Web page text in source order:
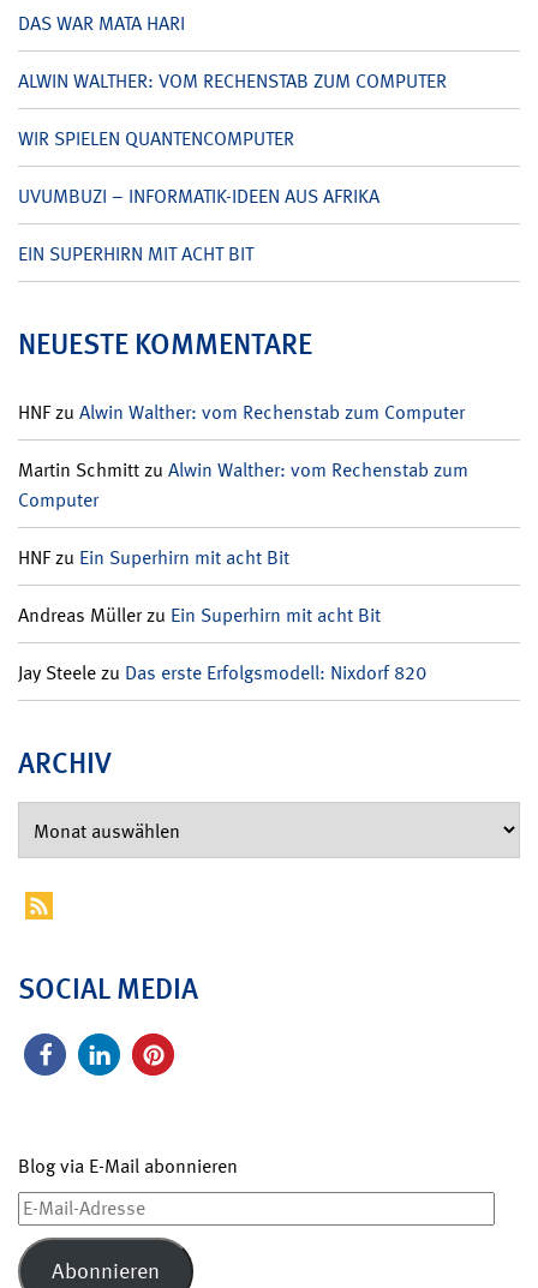
DAS WAR MATA HARI
ALWIN WALTHER: VOM RECHENSTAB ZUM COMPUTER
WIR SPIELEN QUANTENCOMPUTER
UVUMBUZI – INFORMATIK-IDEEN AUS AFRIKA
EIN SUPERHIRN MIT ACHT BIT
NEUESTE KOMMENTARE
HNFzu Alwin Walther: vom Rechenstab zum Computer
Martin Schmittzu Alwin Walther: vom Rechenstab zum
Computer
HNFzu Ein Superhirn mit acht Bit
Andreas Müllerzu Ein Superhirn mit acht Bit
Jay Steelezu Das erste Erfolgsmodell: Nixdorf 820
ARCHIV
SOCIAL MEDIA
Blog via E-Mail abonnieren
E-
Mail-
Adresse
Abonnieren